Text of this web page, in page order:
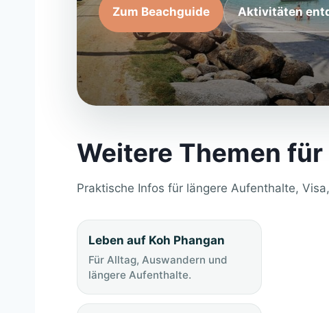
Zum Beachguide Aktivitäten
Weitere Themen für
Praktische Infos für längere Aufenthalte,
Leben auf Koh Phangan
Für Alltag, Auswandern und
längere Aufenthalte.